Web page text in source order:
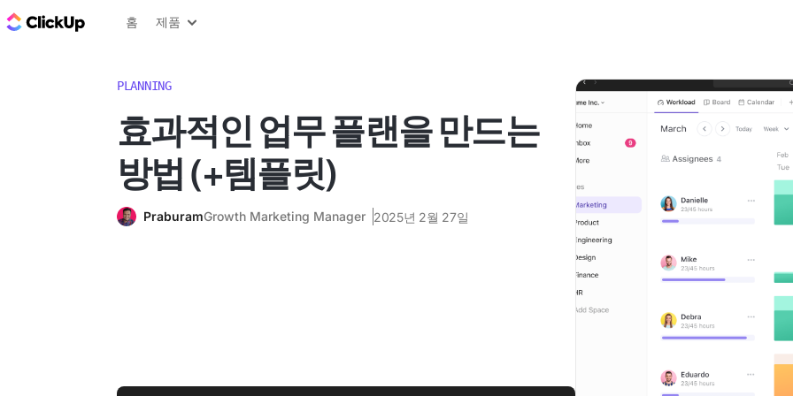
ClickUp 블로그
홈 제품
PLANNING
효과적인 업무 플랜을 만드는
방법 (+템플릿)
PraburamGrowth Marketing Manager 2025년 2월 27일